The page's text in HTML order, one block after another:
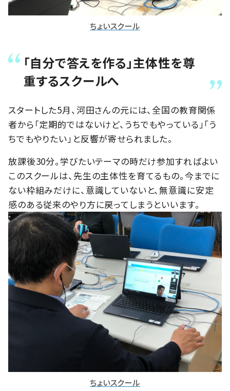
ちょいスクール
「自分で答えを作る」主体性を尊
重するスクールへ
スタートした5月、河田さんの元には、全国の教育関係
者から「定期的ではないけど、うちでもやっている」「う
ちでもやりたい」と反響が寄せられました。
放課後30分。学びたいテーマの時だけ参加すればよい
このスクールは、先生の主体性を育てるもの。今までに
ない枠組みだけに、意識していないと、無意識に安定
感のある従来のやり方に戻ってしまうといいます。
ちょいスクール